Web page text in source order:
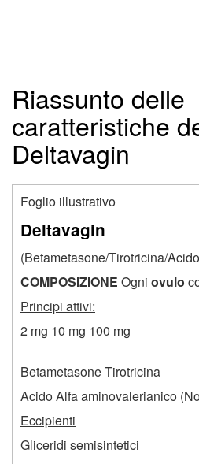
Riassunto delle
caratteristiche
Deltavagin
Foglio illustrativo
Deltavagin
(Betametasone/Tirotricina/
COMPOSIZIONE Ogni ovulo
Principi attivi:
2 mg 10 mg 100 mg
Betametasone Tirotricina
Acido Alfa aminovalerianico
Eccipienti
Gliceridi semisintetici